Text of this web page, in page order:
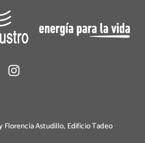
Florencia Astudillo, Edificio Tadeo